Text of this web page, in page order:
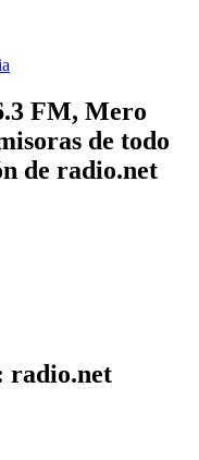
FM, Mero
de todo
de radio.net
radio.net